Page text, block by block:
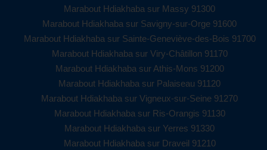
Marabout Hdiakhaba sur Massy 91300
Marabout Hdiakhaba sur Savigny-sur-Orge 91600
Marabout Hdiakhaba sur Sainte-Geneviève-des-Bois 91700
Marabout Hdiakhaba sur Viry-Châtillon 91170
Marabout Hdiakhaba sur Athis-Mons 91200
Marabout Hdiakhaba sur Palaiseau 91120
Marabout Hdiakhaba sur Vigneux-sur-Seine 91270
Marabout Hdiakhaba sur Ris-Orangis 91130
Marabout Hdiakhaba sur Yerres 91330
Marabout Hdiakhaba sur Draveil 91210